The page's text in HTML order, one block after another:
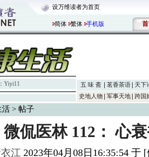
设万维读者为首页
简体 繁体 手机版 首
Yiyi11 五 味 斋 茗香茶语
天下
史地人物
军事天地 跨国
活 > 帖子
微侃医林 112： 心
江 2023年04月08日16:35:54 于